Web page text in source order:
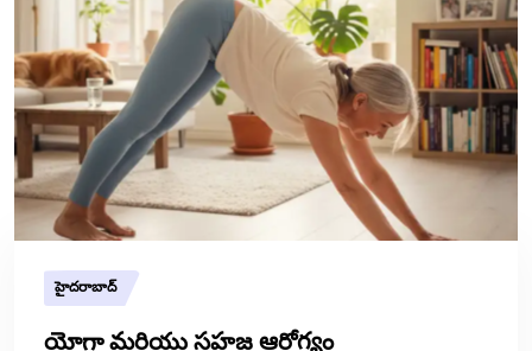
హైదరాబాద్
యోగా మరియు సహజ ఆరోగ్యం